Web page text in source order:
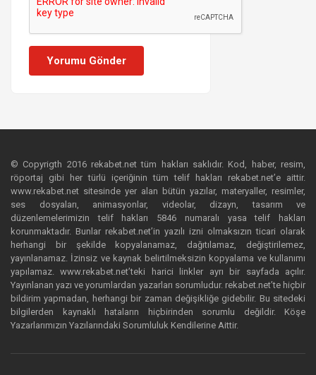
Yorumu Gönder
© Copyrigth 2016 rekabet.net tüm hakları saklıdır. Kod, haber, resim,
röportaj gibi her türlü içeriğinin tüm telif hakları rekabet.net’e aittir.
www.rekabet.net sitesinde yer alan bütün yazılar, materyaller, resimler,
ses dosyaları, animasyonlar, videolar, dizayn, tasarım ve
düzenlemelerimizin telif hakları 5846 numaralı yasa telif hakları
korunmaktadır. Bunlar rekabet.net’in yazılı izni olmaksızın ticari olarak
herhangi bir şekilde kopyalanamaz, dağıtılamaz, değiştirilemez,
yayınlanamaz. İzinsiz ve kaynak belirtilmeksizin kopyalama ve kullanımı
yapılamaz. www.rekabet.net’teki harici linkler ayrı bir sayfada açılır.
Yayınlanan yazı ve yorumlardan yazarları sorumludur. rekabet.net’te hiçbir
bildirim yapmadan, herhangi bir zaman değişikliğe gidebilir. Bu sitedeki
bilgilerden kaynaklı hataların hiçbirinden sorumlu değildir. Köşe
Yazarlarımızın Yazılarındaki Sorumluluk Kendilerine Aittir.